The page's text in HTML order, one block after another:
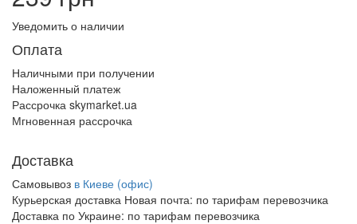
Уведомить о наличии
Оплата
Наличными при получении
Наложенный платеж
Рассрочка skymarket.ua
Мгновенная рассрочка
Доставка
Самовывоз в Киеве (офис)
Курьерская доставка Новая почта: по тарифам перевозчика
Доставка по Украине: по тарифам перевозчика